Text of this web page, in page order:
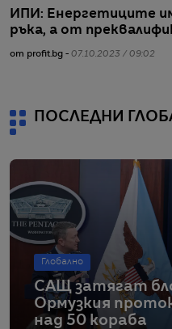
ИПИ: Енергетиците
ръка, а от
от profit.bg - 07.10.2023 / 09:02
ПОСЛЕДНИ
Глобално
САЩ затягат
Ормузкия
над 50 кораба